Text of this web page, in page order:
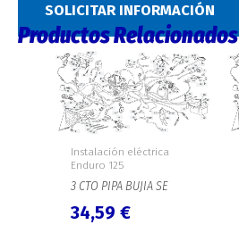
SOLICITAR INFORMACIÓN
Productos Relacionados
Instalación eléctrica
Enduro 125
3 CTO PIPA BUJIA SE
34,59 €